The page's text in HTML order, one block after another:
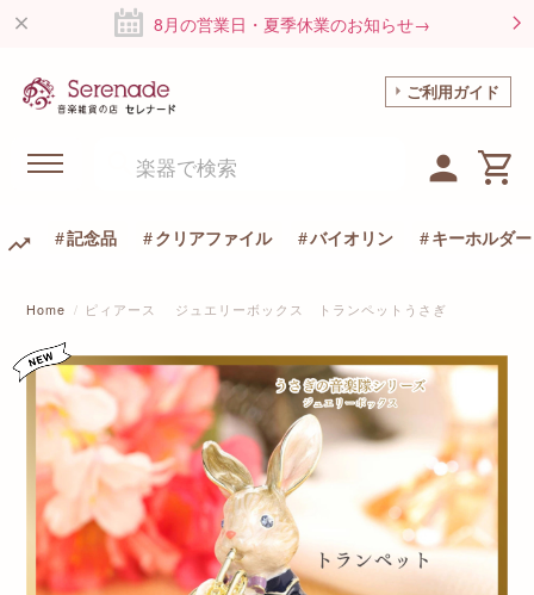
8月の営業日・夏季休業のお知らせ→
ご利用ガイド
記念品 クリアファイル バイオリン キーホルダー
Home ピィアース ジュエリーボックス トランペットうさぎ